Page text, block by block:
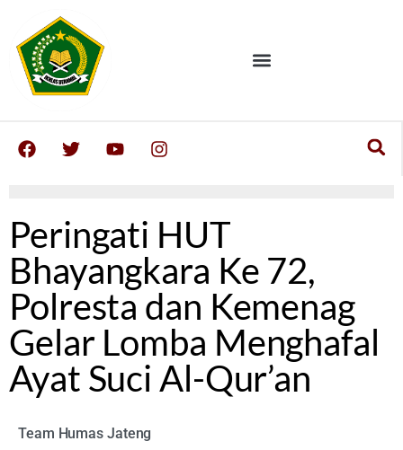
Peringati HUT
Bhayangkara Ke 72,
Polresta dan Kemenag
Gelar Lomba Menghafal
Ayat Suci Al-Qur’an
Team Humas Jateng